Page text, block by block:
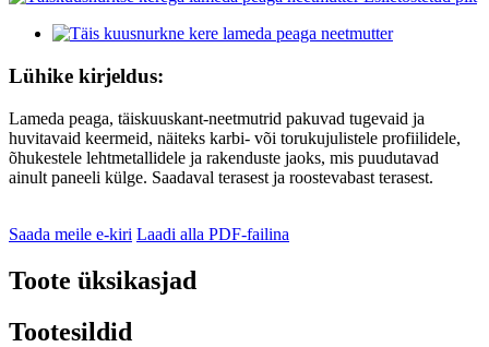
Lühike kirjeldus:
Lameda peaga, täiskuuskant-neetmutrid pakuvad tugevaid ja
huvitavaid keermeid, näiteks karbi- või torukujulistele profiilidele,
õhukestele lehtmetallidele ja rakenduste jaoks, mis puudutavad
ainult paneeli külge. Saadaval terasest ja roostevabast terasest.
Saada meile e-kiri Laadi alla PDF-failina
Toote üksikasjad
Tootesildid